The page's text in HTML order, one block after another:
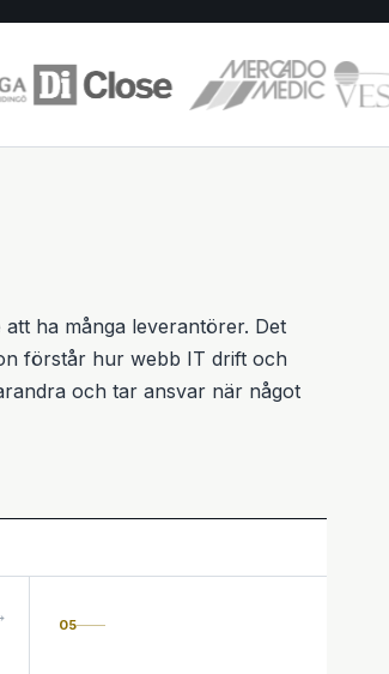
ha många leverantörer. Det
förstår hur webb IT drift och
och tar ansvar när något
05